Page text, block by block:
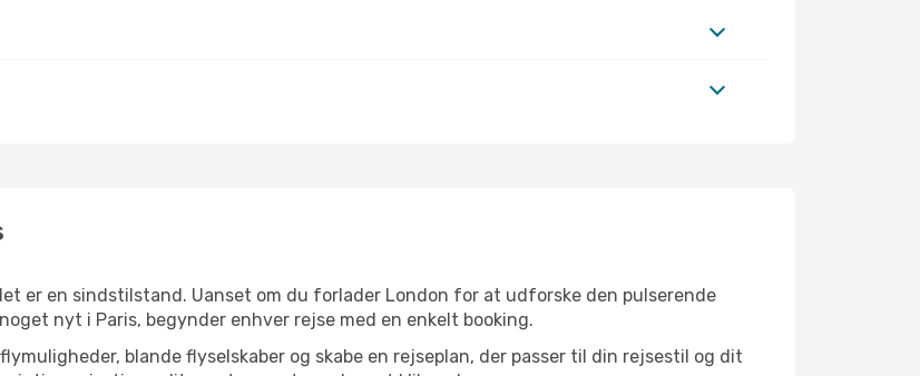
er en sindstilstand. Uanset om du forlader London for at udforske den pulserende
nyt i Paris, begynder enhver rejse med en enkelt booking.
blande flyselskaber og skabe en rejseplan, der passer til din rejsestil og dit